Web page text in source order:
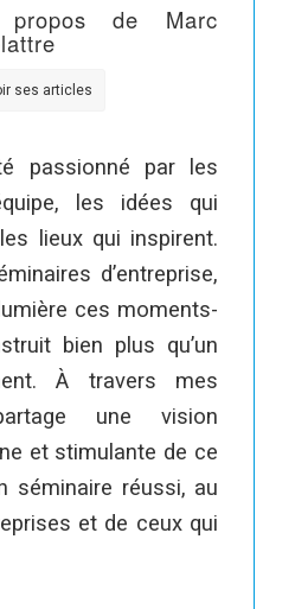
de Marc
ses articles
passionné par les
les idées qui
lieux qui inspirent.
d’entreprise,
ces moments-
bien plus qu’un
À travers mes
une vision
et stimulante de ce
séminaire réussi, au
et de ceux qui